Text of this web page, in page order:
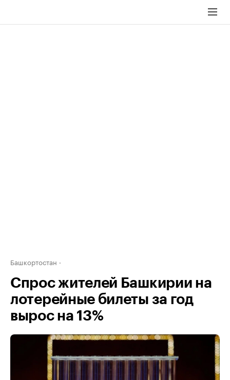
Башкортостан
Спрос жителей Башкирии на
лотерейные билеты за год
вырос на 13%